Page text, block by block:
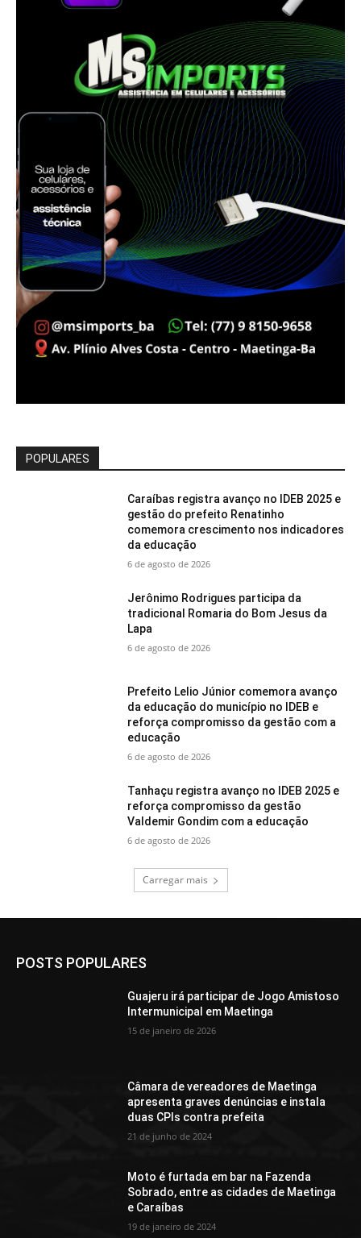
POPULARES
Caraíbas registra avanço no IDEB 2025 e
gestão do prefeito Renatinho
comemora crescimento nos indicadores
da educação
6 de agosto de 2026
Jerônimo Rodrigues participa da
tradicional Romaria do Bom Jesus da
Lapa
6 de agosto de 2026
Prefeito Lelio Júnior comemora avanço
da educação do município no IDEB e
reforça compromisso da gestão com a
educação
6 de agosto de 2026
Tanhaçu registra avanço no IDEB 2025 e
reforça compromisso da gestão
Valdemir Gondim com a educação
6 de agosto de 2026
Carregar mais
POSTS POPULARES
Guajeru irá participar de Jogo Amistoso
Intermunicipal em Maetinga
15 de janeiro de 2026
Câmara de vereadores de Maetinga
apresenta graves denúncias e instala
duas CPIs contra prefeita
21 de junho de 2024
Moto é furtada em bar na Fazenda
Sobrado, entre as cidades de Maetinga
e Caraíbas
19 de janeiro de 2024